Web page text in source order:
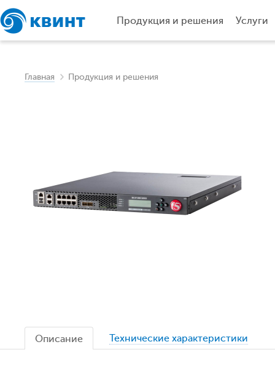
Продукция и решения Услуги
Главная Продукция и решения
Описание Технические характеристики